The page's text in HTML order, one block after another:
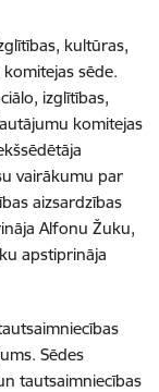
kultūras,
sēde.
izglītības,
komitejas
vairākumu par
aizsardzības
Alfonu Žuku,
apstiprināja
Sēdes
tautsaimniecības